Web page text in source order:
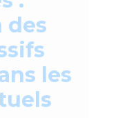
des
les